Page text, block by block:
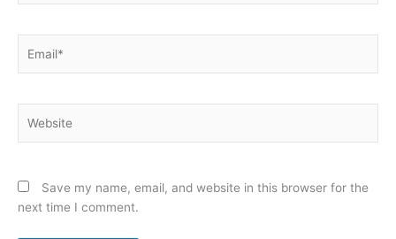
Save my name, email, and website in this browser for the
next time I comment.